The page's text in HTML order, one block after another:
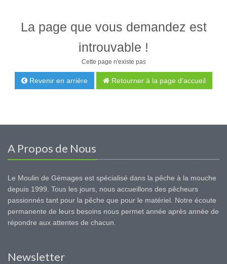
La page que vous demandez est
introuvable !
Cette page n'existe pas
Revenir en arrière Retourner à la page d'accueil
A Propos de Nous
Le Moulin de Gémages est spécialisé dans la pêche à la mouche
depuis 1999. Tous les jours, nous accueillons des pêcheurs
passionnés tant pour la pêche que pour le matériel. Notre écoute
permanente de leurs besoins nous permet année après année de
répondre aux attentes de chacun.
Newsletter